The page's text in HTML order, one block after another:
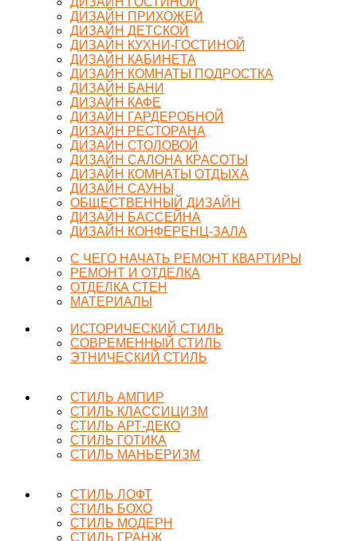
ДИЗАЙН ПРИХОЖЕЙ
ДИЗАЙН ДЕТСКОЙ
ДИЗАЙН КУХНИ-ГОСТИНОЙ
ДИЗАЙН КАБИНЕТА
ДИЗАЙН КОМНАТЫ ПОДРОСТКА
ДИЗАЙН БАНИ
ДИЗАЙН КАФЕ
ДИЗАЙН ГАРДЕРОБНОЙ
ДИЗАЙН РЕСТОРАНА
ДИЗАЙН СТОЛОВОЙ
ДИЗАЙН САЛОНА КРАСОТЫ
ДИЗАЙН КОМНАТЫ ОТДЫХА
ДИЗАЙН САУНЫ
ОБЩЕСТВЕННЫЙ ДИЗАЙН
ДИЗАЙН БАССЕЙНА
ДИЗАЙН КОНФЕРЕНЦ-ЗАЛА
С ЧЕГО НАЧАТЬ РЕМОНТ КВАРТИРЫ
РЕМОНТ И ОТДЕЛКА
ОТДЕЛКА СТЕН
МАТЕРИАЛЫ
ИСТОРИЧЕСКИЙ СТИЛЬ
СОВРЕМЕННЫЙ СТИЛЬ
ЭТНИЧЕСКИЙ СТИЛЬ
СТИЛЬ АМПИР
СТИЛЬ КЛАССИЦИЗМ
СТИЛЬ АРТ-ДЕКО
СТИЛЬ ГОТИКА
СТИЛЬ МАНЬЕРИЗМ
СТИЛЬ ЛОФТ
СТИЛЬ БОХО
СТИЛЬ МОДЕРН
СТИЛЬ ГРАНЖ